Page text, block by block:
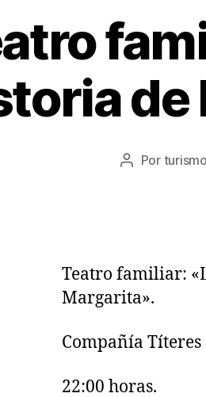
de
Por
Teatro familiar:
Margarita».
Compañía
22:00 horas.